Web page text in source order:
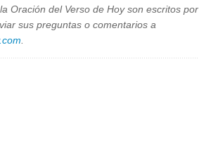
Oración del Verso de Hoy son escritos por
sus preguntas o comentarios a